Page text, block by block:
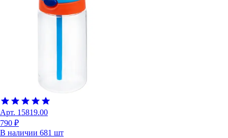
Арт. 15819.00
790 ₽
В наличии 681 шт